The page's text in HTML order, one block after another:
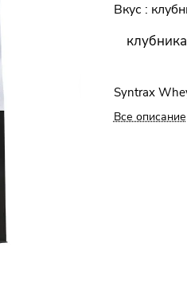
Вкус :
клубника
Syntrax
Все описание